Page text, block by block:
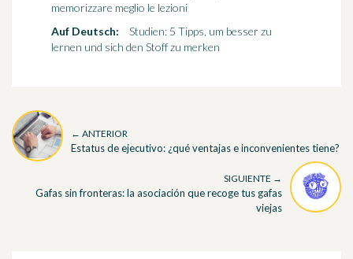
memorizzare meglio le lezioni
Auf Deutsch:
Studien: 5 Tipps, um besser zu
lernen und sich den Stoff zu merken
← ANTERIOR
Estatus de ejecutivo: ¿qué ventajas e inconvenientes tiene?
SIGUIENTE →
Gafas sin fronteras: la asociación que recoge tus gafas
viejas